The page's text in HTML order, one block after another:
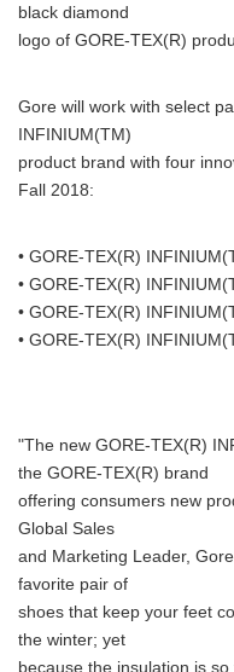
black diamond
logo of GORE-TEX(R)
Gore will work with select
INFINIUM(TM)
product brand with four
Fall 2018:
• GORE-TEX(R)
• GORE-TEX(R)
• GORE-TEX(R)
• GORE-TEX(R)
"The new GORE-TEX(R)
the GORE-TEX(R) brand
offering consumers new
Global Sales
and Marketing Leader,
favorite pair of
shoes that keep your feet
the winter; yet
because the insulation is